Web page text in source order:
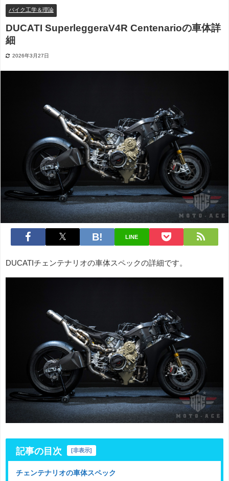
バイク工学＆理論
DUCATI SuperleggeraV4R Centenarioの車体詳
細
2026年3月27日
LINE
DUCATIチェンテナリオの車体スペックの詳細です。
記事の目次 [非表示]
チェンテナリオの車体スペック